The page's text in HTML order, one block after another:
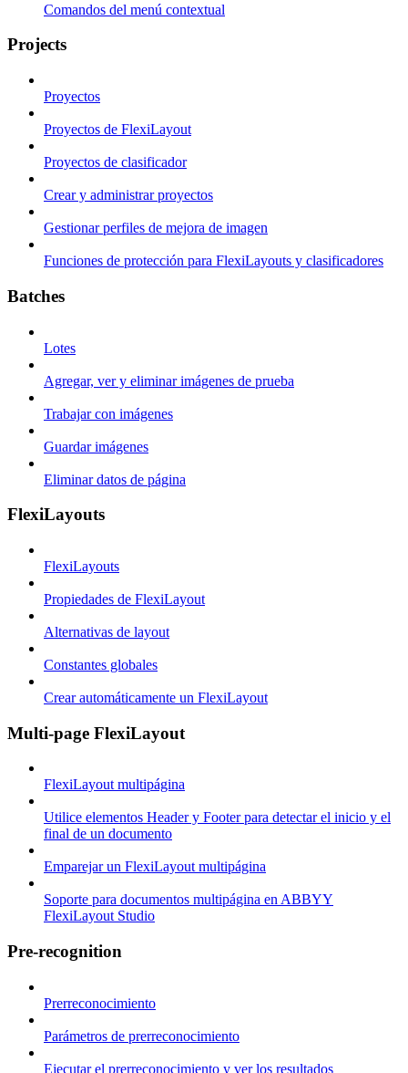
Comandos del menú contextual
Projects
Proyectos
Proyectos de FlexiLayout
Proyectos de clasificador
Crear y administrar proyectos
Gestionar perfiles de mejora de imagen
Funciones de protección para FlexiLayouts y clasificadores
Batches
Lotes
Agregar, ver y eliminar imágenes de prueba
Trabajar con imágenes
Guardar imágenes
Eliminar datos de página
FlexiLayouts
FlexiLayouts
Propiedades de FlexiLayout
Alternativas de layout
Constantes globales
Crear automáticamente un FlexiLayout
Multi-page FlexiLayout
FlexiLayout multipágina
Utilice elementos Header y Footer para detectar el inicio y el
final de un documento
Emparejar un FlexiLayout multipágina
Soporte para documentos multipágina en ABBYY
FlexiLayout Studio
Pre-recognition
Prerreconocimiento
Parámetros de prerreconocimiento
Ejecutar el prerreconocimiento y ver los resultados